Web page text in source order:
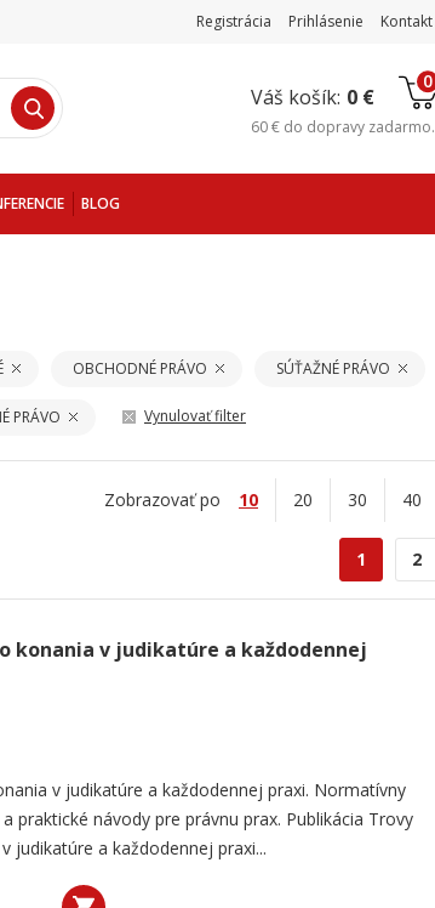
Registrácia Prihlásenie Kontakt
Váš košík: 0 €
0
60 € do dopravy zadarmo.
BLOG
OBCHODNÉ PRÁVO SÚŤAŽNÉ PRÁVO
PRÁVO Vynulovať filter
Zobrazovať po 10 20 30 40
1 2
konania v judikatúre a každodennej
v judikatúre a každodennej praxi. Normatívny
praktické návody pre právnu prax. Publikácia Trovy
judikatúre a každodennej praxi...